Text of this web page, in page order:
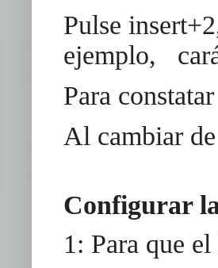
Pulse
ejemplo,
Para
Al cambiar
Configurar
1: Para que